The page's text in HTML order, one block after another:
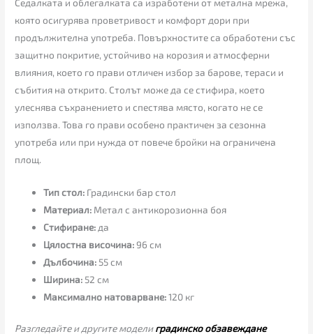
Седалката и облегалката са изработени от метална мрежа,
която осигурява проветривост и комфорт дори при
продължителна употреба. Повърхностите са обработени със
защитно покритие, устойчиво на корозия и атмосферни
влияния, което го прави отличен избор за барове, тераси и
събития на открито. Столът може да се стифира, което
улеснява съхранението и спестява място, когато не се
използва. Това го прави особено практичен за сезонна
употреба или при нужда от повече бройки на ограничена
площ.
Тип стол: Градински бар стол
Материал: Метал с антикорозионна боя
Стифиране: да
Цялостна височина:96 см
Дълбочина: 55 см
Ширина: 52 см
Максимално натоварване:120 кг
Разгледайте и другите моделиградинско обзавеждане